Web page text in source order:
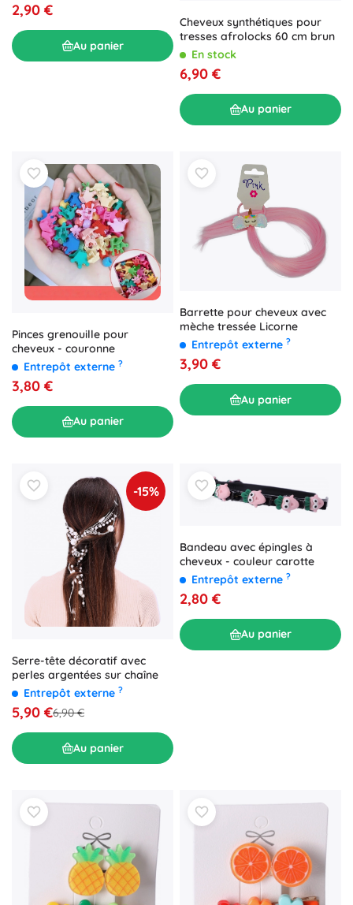
2,90 €
Au panier
Cheveux synthétiques pour
tresses afrolocks 60 cm brun
En stock
6,90 €
Au panier
Pinces grenouille pour
cheveux - couronne
Entrepôt externe ?
3,80 €
Au panier
Barrette pour cheveux avec
mèche tressée Licorne
Entrepôt externe ?
3,90 €
Au panier
-15%
Serre-tête décoratif avec
perles argentées sur chaîne
Entrepôt externe ?
5,90 €6,90 €
Au panier
Bandeau avec épingles à
cheveux - couleur carotte
Entrepôt externe ?
2,80 €
Au panier